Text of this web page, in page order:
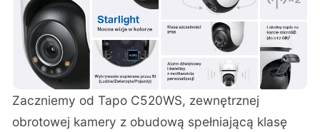
Zaczniemy od Tapo C520WS, zewnętrznej
obrotowej kamery z obudową spełniającą klasę